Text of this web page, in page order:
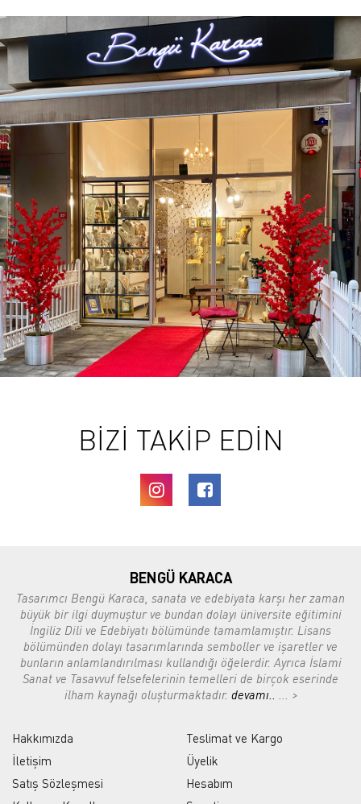
BİZİ TAKİP EDİN
BENGÜ KARACA
Tasarımcı Bengü Karaca, sanata ve edebiyata karşı her zaman
büyük bir ilgi duymuştur ve bundan dolayı üniversite eğitimini
İngiliz Dili ve Edebiyatı bölümünde tamamlamıştır. Lisans
bölümünden dolayı tasarımlarında semboller ve işaretler ve
bunların anlamlandırılması kullandığı öğelerdir. Ayrıca İslami
Sanat ve Tasavvuf felsefelerinin temelleri de birçok eserinde
ilham kaynağı oluşturmaktadır. devamı.. ... >
Hakkımızda
İletişim
Satış Sözleşmesi
Teslimat ve Kargo
Üyelik
Hesabım